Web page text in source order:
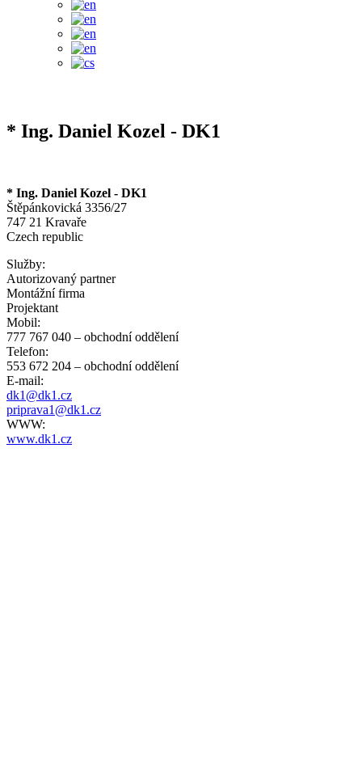
* Ing. Daniel Kozel - DK1
* Ing. Daniel Kozel - DK1
Štěpánkovická 3356/27
747 21 Kravaře
Czech republic
Služby:
Autorizovaný partner
Montážní firma
Projektant
Mobil:
777 767 040 – obchodní oddělení
Telefon:
553 672 204 – obchodní oddělení
E-mail:
dk1@dk1.cz
priprava1@dk1.cz
WWW:
www.dk1.cz